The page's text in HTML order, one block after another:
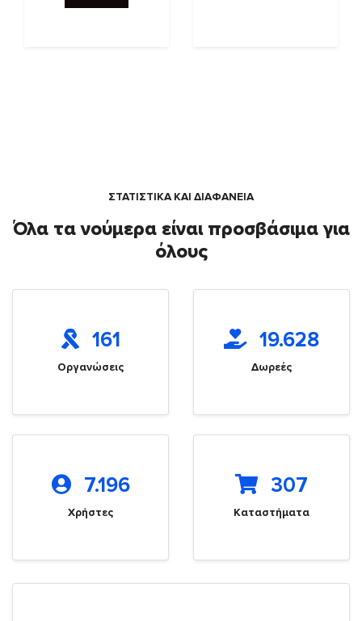
ΣΤΑΤΙΣΤΙΚΑ ΚΑΙ ΔΙΑΦΑΝΕΙΑ
Όλα τα νούμερα είναι προσβάσιμα για
όλους
161
Οργανώσεις
19.628
Δωρεές
7.196
Χρήστες
307
Καταστήματα